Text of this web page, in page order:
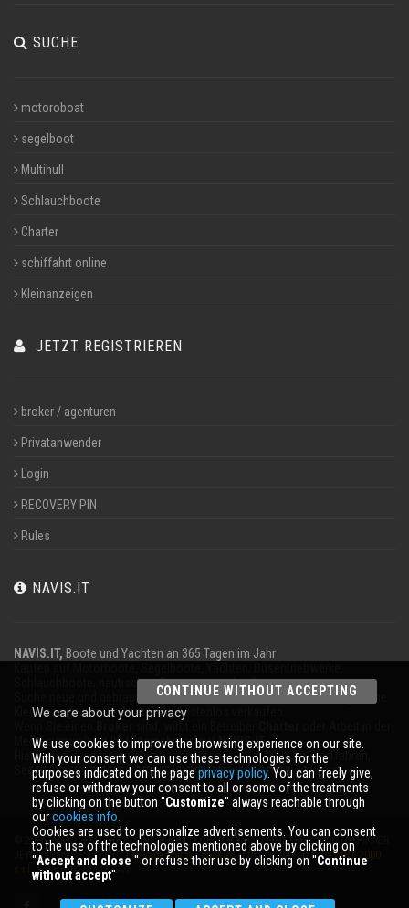
SUCHE
motoroboat
segelboot
Multihull
Schlauchboote
Charter
schiffahrt online
Kleinanzeigen
JETZT REGISTRIEREN
broker / agenturen
Privatanwender
Login
RECOVERY PIN
Rules
NAVIS.IT
NAVIS.IT, Boote und Yachten an 365 Tagen im Jahr
Schlauchboote, nautischen Geräten zu verkaufen.
Suche neue und gebrauchte Boote in unserer Datenbank oder sogar eine
Kleinanzeige, um Ihr Boot völlig kostenlos verkaufen.
Meeresumwelt für Ihr Unternehmen aufNAVIS.IT.
Hier finden Sie die neuesten Nachrichten aus der Welt der Bootfahren,
Segeln und technische Artikel; bleiben mit unserem Newsletter.
© 2026 NAVIS.IT® LOGOS SIND MARKEN ODER MARKEN SIND DAS EIGENTUM IHRER
JEWEILIGEN BESITZER. |Privacy policy|Cookies info| powered by:START 2000
s.r.l.p.iva IT-02134430301
CONTINUE WITHOUT ACCEPTING
We care about your privacy
We use cookies to improve the browsing experience on our site.
With your consent we can use these technologies for the
purposes indicated on the page privacy policy. You can freely give,
refuse or withdraw your consent to all or some of the treatments
by clicking on the button ''Customize'' always reachable through
ourcookies info.
Cookies are used to personalize advertisements. You can consent
to the use of the technologies mentioned above by clicking on
''Accept and close '' or refuse their use by clicking on ''Continue
without accept''